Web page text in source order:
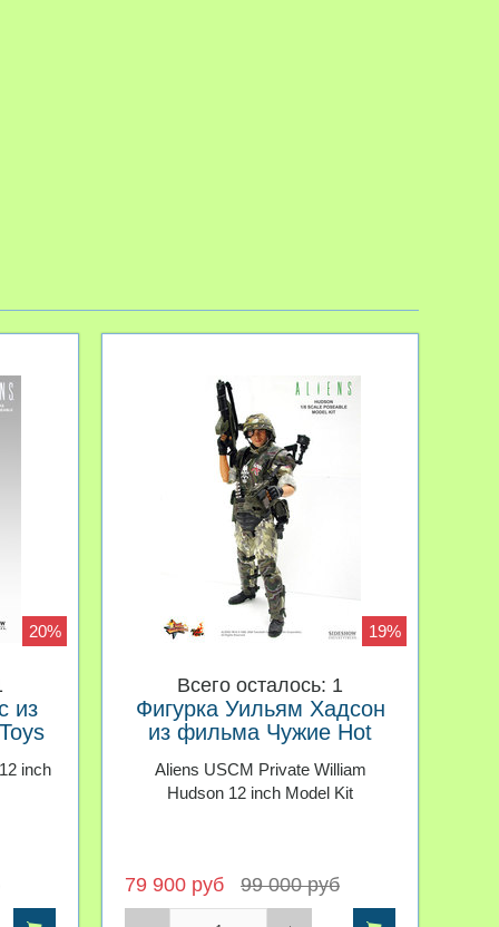
20%
из
inch
19%
Всего осталось: 1
Фигурка Уильям Хадсон
из фильма Чужие Hot
Aliens USCM Private William
Hudson 12 inch Model Kit
79 900 руб 99 000 руб